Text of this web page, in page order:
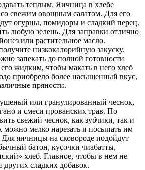
теплым. Яичница в хлебе
со свежим овощным салатом. Для его
огурцы, помидоры и сладкий перец.
любую зелень. Для заправки отлично
или растительное масло.
низкокалорийную закуску.
запекать до полной готовности
его жидким, чтобы макать в него хлеб
приобрело более насыщенный вкус,
пряности.
или гранулированный чеснок,
и смеси прованских трав. По
свежий чеснок, как зубчики, так и
можно мелко нарезать и посыпать им
яичницы на сковороде подойдут
батон, кусочки чиабатты,
хлеб. Главное, чтобы в нем не
сладких добавок.